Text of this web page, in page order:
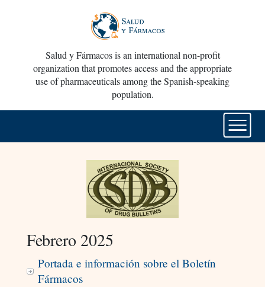
Salud y Fármacos is an international non-profit
organization that promotes access and the appropriate
use of pharmaceuticals among the Spanish-speaking
population.
Febrero 2025
Portada e información sobre el Boletín
Fármacos